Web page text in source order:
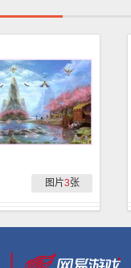
图片3张